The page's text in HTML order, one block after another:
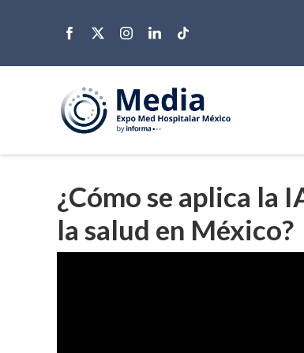
¿Cómo se aplica la
la salud en México?